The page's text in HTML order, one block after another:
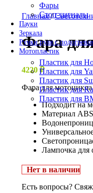
Фары
Стоп-сигналы
Пауки
Зеркала
Ручки руля с
Мотопластик
Пластик для
Пластик для
Пластик для
Пластик для
Пластик для
Главная/
Фара
4220₽
Фара для
Подходит на
Материал
Лампочка для
Нет в наличии
Есть вопросы?